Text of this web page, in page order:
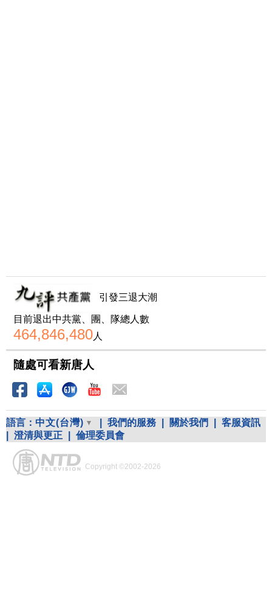
引發三退大潮
目前退出中共黨、團、隊總人數
464,846,480人
隨處可看新唐人
語言： 中文(台灣) 我們的服務 關於我們
客服資訊
澄清與更正 倫理委員會
Copyright ©2002-2026